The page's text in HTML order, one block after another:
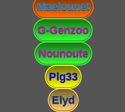
Maelounet
G-Genzoo
Nounoute
Plg33
Elyd